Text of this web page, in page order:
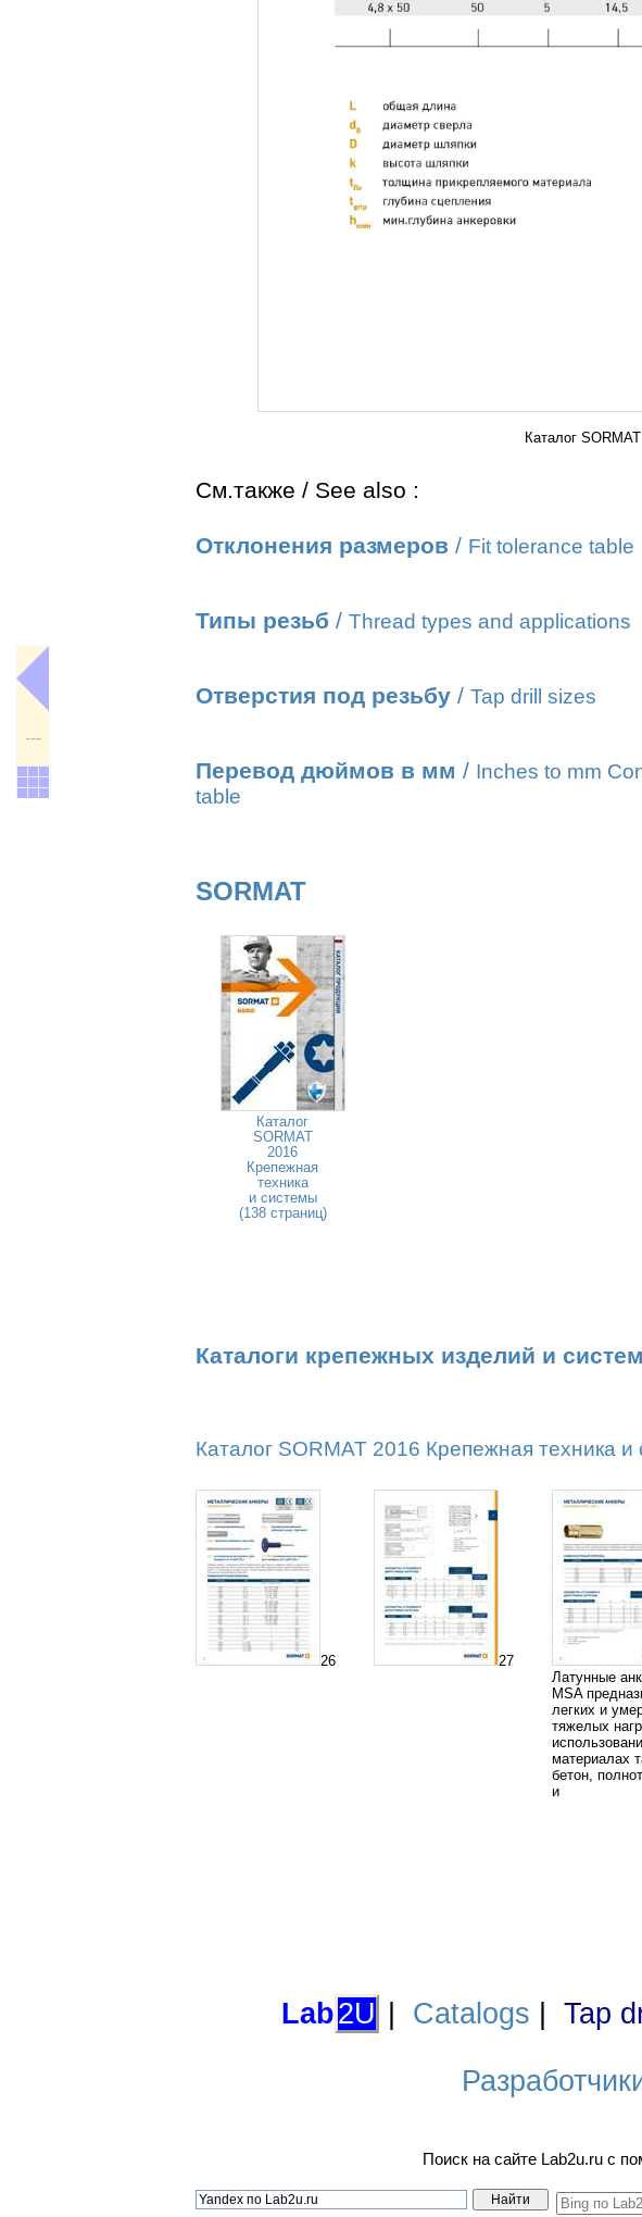
Каталог
См.также / See also :
Отклонения размеров / Fit tolerance table
Типы резьб / Thread types and applications
Отверстия под резьбу / Tap drill sizes
Перевод дюймов в мм / Inches to mm
table
SORMAT
Каталог
SORMAT
2016
Крепежная
техника
и системы
(138 страниц)
Каталоги крепежных изделий и систем
Каталог SORMAT 2016 Крепежная техника
26 27
Латунные
MSA
легких и
тяжелых
материалах
бетон,
и
---
Lab2U Catalogs Tap
Поиск на сайте Lab2u.ru с